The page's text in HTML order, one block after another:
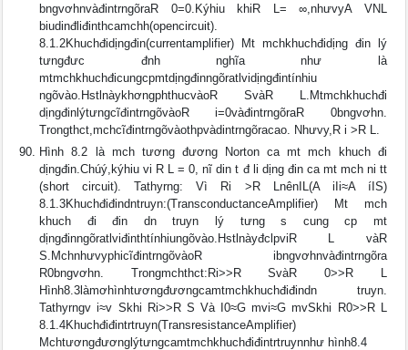
bngvơhnvàđintrngõraR 0=0.Kýhiu khiR L= ∞,nhưvyA VNL
biudinđliđinthcamchh(opencircuit).
8.1.2Khuchđidịngđin(currentamplifier) Mt mchkhuchđidịng đin lý
tưngđưc đnh nghĩa như là
mtmchkhuchđicungcpmtdịngđinngõratlvidịngđintínhiu
ngõvào.HstlnàykhơngphthucvàoR SvàR L.Mtmchkhuchđi
dịngđinlýtưngcĩđintrngõvàoR i=0vàđintrngõraR 0bngvơhn.
Trongthct,mchcĩđintrngõvàothpvàdintrngõracao. Nhưvy,R i >R L.
Hình 8.2 là mch tương đương Norton ca mt mch khuch đi
dịngđin.Chúý,kýhiu vi R L = 0, nĩ din t đ li dịng đin ca mt mch ni tt
(short circuit). Tathyrng: Vì Ri >R LnênIL(A iIi≈A íIS)
8.1.3Khuchđiđindntruyn:(TransconductanceAmplifier) Mt mch
khuch đi đin dn truyn lý tưng s cung cp mt
dịngđinngõratlviđinthtínhiungõvào.HstlnàyđclpviR L vàR
S.MchnhưvyphicĩđintrngõvàoR ibngvơhnvàđintrngõra
R0bngvơhn. Trongmchthct:Ri>>R SvàR 0>>R L
Hình8.3làmơhìnhtươngđươngcamtmchkhuchđiđindn truyn.
Tathyrngv i≈v Skhi Ri>>R S Và I0≈G mvi≈G mvSkhi R0>>R L
8.1.4Khuchđiđintrtruyn(TransresistanceAmplifier)
Mchtươngđươnglýtưngcamtmchkhuchđiđintrtruynnhư hình8.4